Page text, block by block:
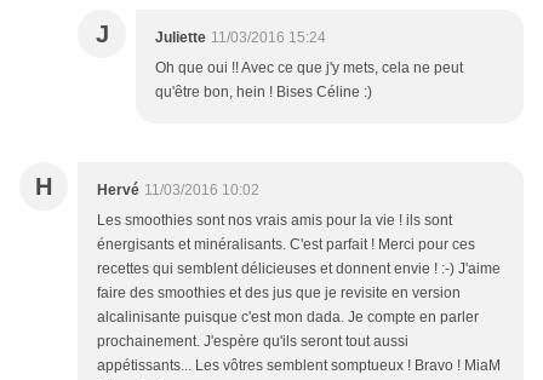
J Juliette 11/03/2016 15:24
Oh que oui !! Avec ce que j'y mets, cela ne peut
qu'être bon, hein ! Bises Céline :)
H Hervé 11/03/2016 10:02
Les smoothies sont nos vrais amis pour la vie ! ils sont
énergisants et minéralisants. C'est parfait ! Merci pour ces
recettes qui semblent délicieuses et donnent envie ! :-) J'aime
faire des smoothies et des jus que je revisite en version
alcalinisante puisque c'est mon dada. Je compte en parler
prochainement. J'espère qu'ils seront tout aussi
appétissants... Les vôtres semblent somptueux ! Bravo ! MiaM